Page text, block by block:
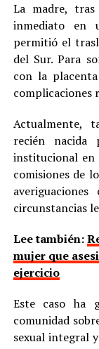
La madre,
inmediato en
permitió el
del Sur. Para
con la
complicaciones
Actualmente,
recién nacida
institucional en
comisiones de
circunstancias
Lee también:
mujer que
ejercicio
Este caso ha
comunidad
sexual integral